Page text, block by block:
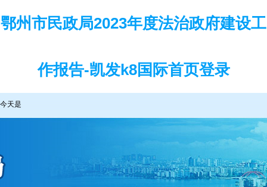
鄂州市民政局2023年度法治政府建设工
作报告-凯发k8国际首页登录
今天是